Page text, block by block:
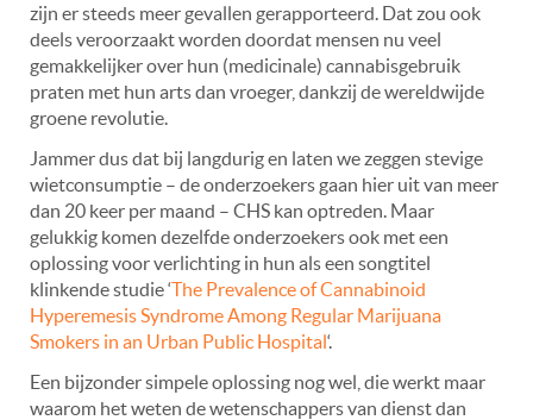
zijn er steeds meer gevallen gerapporteerd. Dat zou ook
deels veroorzaakt worden doordat mensen nu veel
gemakkelijker over hun (medicinale) cannabisgebruik
praten met hun arts dan vroeger, dankzij de wereldwijde
groene revolutie.
Jammer dus dat bij langdurig en laten we zeggen stevige
wietconsumptie – de onderzoekers gaan hier uit van meer
dan 20 keer per maand – CHS kan optreden. Maar
gelukkig komen dezelfde onderzoekers ook met een
oplossing voor verlichting in hun als een songtitel
klinkende studie ‘The Prevalence of Cannabinoid
Hyperemesis Syndrome Among Regular Marijuana
Smokers in an Urban Public Hospital‘.
Een bijzonder simpele oplossing nog wel, die werkt maar
waarom het weten de wetenschappers van dienst dan